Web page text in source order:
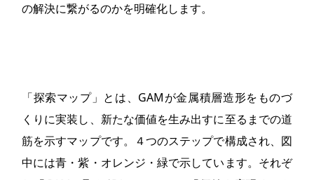
の解決に繋がるのかを明確化します。
「探索マップ」とは、GAMが金属積層造形をものづ
くりに実装し、新たな価値を生み出すに至るまでの道
筋を示すマップです。４つのステップで構成され、図
中には青・紫・オレンジ・緑で示しています。それぞ